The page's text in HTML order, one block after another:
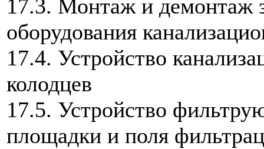
17.3. Монтаж и демонтаж
оборудования
17.4. Устройство
колодцев
17.5. Устройство
площадки и поля